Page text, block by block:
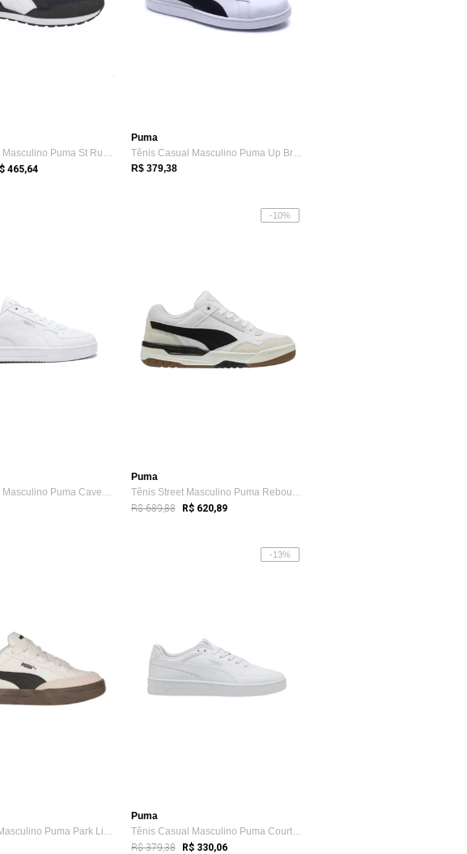
Tênis Casual Masculino Puma St Runner V4...
465,64
Puma
Tênis Casual Masculino Puma Up Branco
R$ 379,38
Tênis Casual Masculino Puma Caven 2.0 Bdp Branco
-10%
Puma
Tênis Street Masculino Puma Rebound Retr...
R$ 689,88 R$ 620,89
Tênis Street Masculino Puma Park Lifesty...
-13%
Puma
Tênis Casual Masculino Puma Court Classi...
R$ 379,38 R$ 330,06